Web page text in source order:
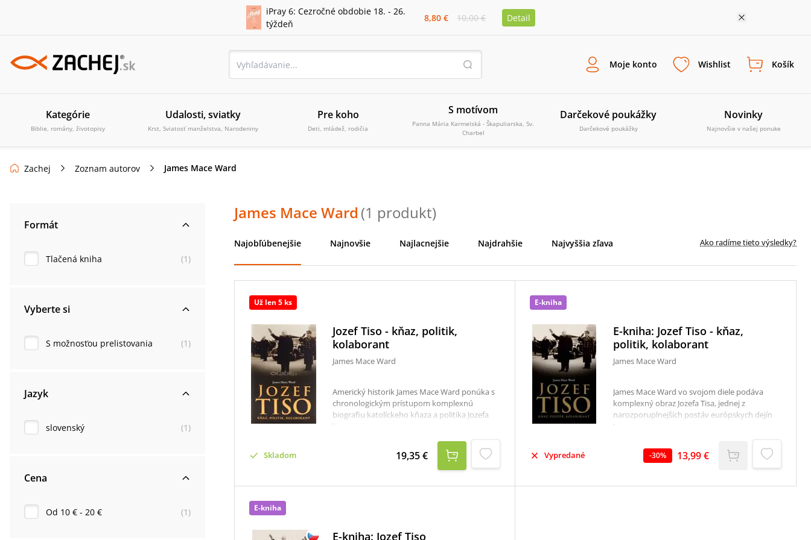
iPray 6: Cezročné obdobie 18. - 26.
týždeň
8,80 € 10,00 € Detail
Moje konto Wishlist Košík
Kategórie
Biblie, romány, životopisy
Udalosti, sviatky
Krst, Sviatosť manželstva, Narodeniny
Pre koho
Deti, mládež, rodičia
S motívom
Panna Mária Karmelská - Škapuliarska, Sv.
Charbel
Darčekové poukážky
Darčekové poukážky
Novinky
Najnovšie v našej ponuke
Zachej Zoznam autorov James Mace Ward
Formát
Tlačená kniha (1 )
Vyberte si
S možnosťou prelistovania (1 )
Jazyk
slovenský (1 )
Cena
Od 10 € - 20 € (1 )
James Mace Ward (1 produkt)
Najobľúbenejšie Najnovšie Najlacnejšie Najdrahšie Najvyššia zľava Ako radíme tieto výsledky?
Už len 5 ks
Jozef Tiso - kňaz, politik,
kolaborant
James Mace Ward
Americký historik James Mace Ward ponúka s
chronologickým prístupom komplexnú
biografiu katolíckeho kňaza a politika Jozefa
Tisa (1887 – 1947), v ktorej prináša aj mnohé
najkurióznejších postáv v politike počas 2.
svetovej vojny, ale aj celého 20. storočia. Autor
sa v tejto publikácii venuje jeho štúdiu teológie
i vstupu do sveta politiky až po jeho
Skladom 19,35 €
E-kniha
E-kniha: Jozef Tiso - kňaz,
politik, kolaborant
James Mace Ward
James Mace Ward vo svojom diele podáva
komplexný obraz Jozefa Tisa, jednej z
narozporuplnejších postáv európskych dejín
20. storočia. Zaoberá sa jeho rokmi štúdia za
kňaza rímskokatolíckej cirkvi, vstupom na
politickú dráhu, angažovanosťou na úrovni
československej politiky až po funkciu hlavy
Slovenského štátu. Ward sa nevyhýba ani
najkontroverznejším kapitolám Tisovho života
Vypredané -30% 13,99 €
E-kniha
E-kniha: Jozef Tiso